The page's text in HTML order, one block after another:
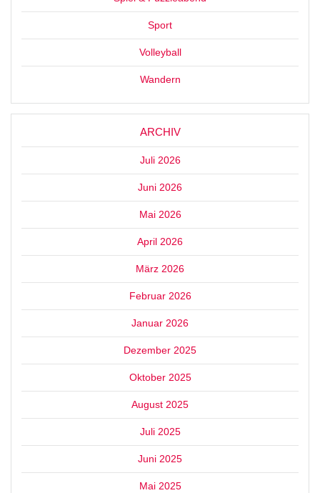
Sport
Volleyball
Wandern
ARCHIV
Juli 2026
Juni 2026
Mai 2026
April 2026
März 2026
Februar 2026
Januar 2026
Dezember 2025
Oktober 2025
August 2025
Juli 2025
Juni 2025
Mai 2025